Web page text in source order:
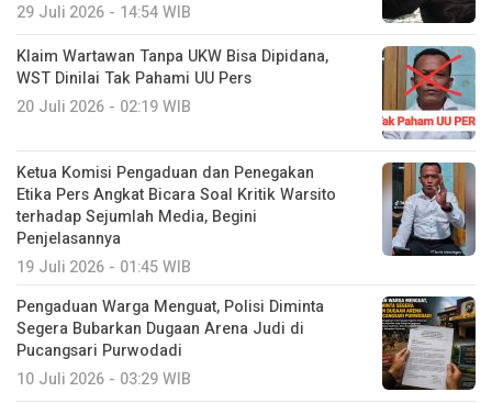
29 Juli 2026 - 14:54 WIB
Klaim Wartawan Tanpa UKW Bisa Dipidana,
WST Dinilai Tak Pahami UU Pers
20 Juli 2026 - 02:19 WIB
Ketua Komisi Pengaduan dan Penegakan
Etika Pers Angkat Bicara Soal Kritik Warsito
terhadap Sejumlah Media, Begini
Penjelasannya
19 Juli 2026 - 01:45 WIB
Pengaduan Warga Menguat, Polisi Diminta
Segera Bubarkan Dugaan Arena Judi di
Pucangsari Purwodadi
10 Juli 2026 - 03:29 WIB